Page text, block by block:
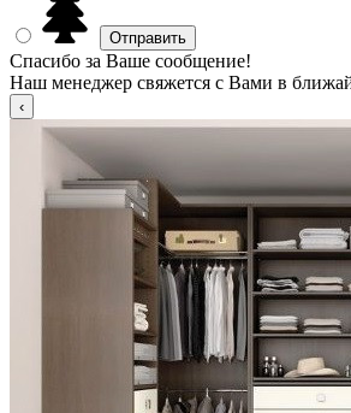
Спасибо за Ваше сообщение!
Наш менеджер свяжется с Вами в